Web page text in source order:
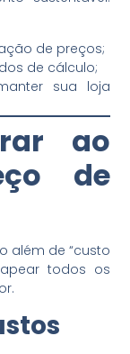
de preços;
de cálculo;
sua loja
ao
de
além de “custo
todos os